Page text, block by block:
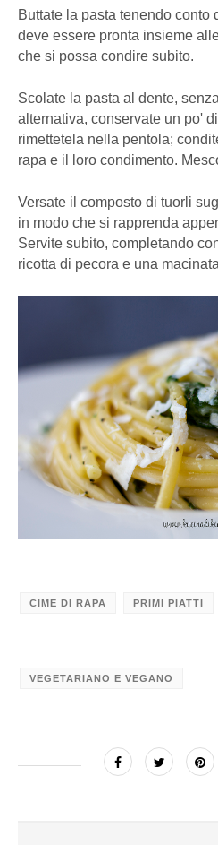
Buttate la pasta tenendo conto
deve essere pronta insieme
che si possa condire subito.
Scolate la pasta al dente,
alternativa, conservate un po'
rimettetela nella pentola;
rapa e il loro condimento.
Versate il composto di tuorli
in modo che si rapprenda
Servite subito, completando
ricotta di pecora e una
CIME DI RAPA PRIMI PIATTI
VEGETARIANO E VEGANO